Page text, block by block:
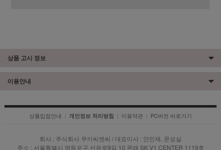
상품 고시 정보
이용안내
상품입점안내 | 개인정보 처리방침 | 이용약관 | PC버전 바로가기
회사 : 주식회사 쿠키씨엔씨 / 대표이사 : 안민재, 문성실
주소 : 서울특별시 영등포구 선유로9길 10 문래 SK V1 CENTER 1119호